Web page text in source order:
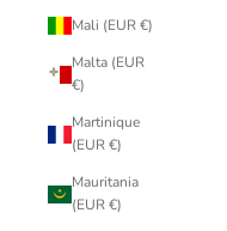
Mali (EUR €)
Malta (EUR
€)
Martinique
(EUR €)
Mauritania
(EUR €)